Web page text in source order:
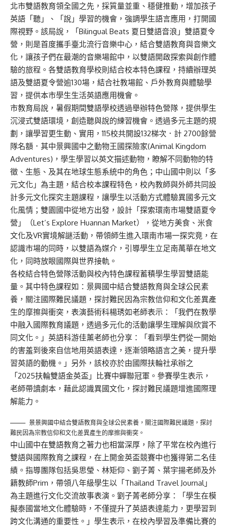
北市雙語教育領全國之先，採質量並重、穩健推動，增加孩子
英語「聽」、「說」學習的機會，強調學生語言應用，打開國
際視野。該局說，「Bilingual Beats 夏日雙語音浪」雙語夏令
營，則是首度攜手臺北流行音樂中心，結合雙語教育與音樂文
化，讓孩子們在最潮的音樂場館中，以雙語開啟探索與創作體
驗的旅程。各雙語教育學校則結合校本特色課程，持續辦理英
語及雙語夏令營逾130場，結合社教場館、戶外教育與體驗學
習，提供本市學生生活英語應用機會。
市教育局說，暑假期間雙語學校透過舉辦特色營隊，提供學生
沉浸式雙語環境，創造聽與說的練習機會。透過多元主題的規
劃，讓學習更生動、實用，115校共開設132梯次．計 2700餘營
隊名額．其中景興國中之動物王國探險家(Animal Kingdom
Adventures)，學生學習以英文描述動物，瞭解不同動物的特
徵、生態、及其在地球生態系統中的角色；中山國中則以「多
元文化」為主題，結合校本課程特色，校內教師與外師共同設
計多元文化探究主題課程，讓學生以活動方式體驗異國多元文
化風情；雙園國中從地方出發，設計「探索環南市場雙語夏令
營」（Let’s Explore Huannan Market），從地方美食、米食
文化及VR實境解謎活動，帶領師生進入環南市場一探究竟，在
認識市場的同時，以雙語為媒介，引導學生立足南萬華在地文
化，同時放眼國際與世界接軌。
各校結合特色營隊活動與校內特色課程蓄積學生學習雙語能
量。其中特色課程如：景興國中結合雙語教育與全球公民素
養，關注國際難民議題，探討難民因為宗教信仰和文化差異產
生的摩擦與衝突，表演藝術科楊琇如老師表示：「我們在教學
中融入國際教育議題，透過多元化的活動讓學生理解與欣賞不
同文化。」英語科游佳薰老師也分享：「看到學生們從一開始
的害羞到後來自信地用英語表達，逐漸領略語言之美，提升學
習英語的動機。」另外，該校亦於由國際扶輪社承辦之
「2025扶輪雙語金英盃」比賽中蟬聯冠軍。參賽學生表示，
老師帶讀劇本，藉此認識異國文化，探討難民議題增進國際理
解能力。
景景興國中結合雙語教育與全球公民素養，關注國際難民議題，探討
難民因為宗教信仰和文化差異產生的摩擦與衝突。
中山國中在雙語教育之著力也相當深厚，除了平常在校內進行
雙語與國際教育之課程，在上開金英盃競賽中也獲得第二名佳
績。指導團隊包括吳思瑩、林矩仰、劉子菁、葉宇揚老師及外
籍教師Prim，帶領八年級學生以「Thailand Travel Journal」
為主題進行文化交流故事表演。劉子菁老師分享：「學生在模
擬泰國當地文化體驗時，不僅提升了英語表達能力，更學習到
跨文化溝通的重要性。」學生表示，在校內學習及準備比賽的